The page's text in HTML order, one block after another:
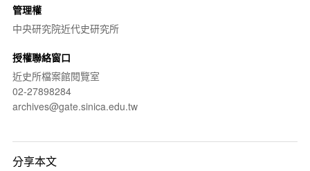
管理權
中央研究院近代史研究所
授權聯絡窗口
近史所檔案館閱覽室
02-27898284
archives@gate.sinica.edu.tw
分享本文